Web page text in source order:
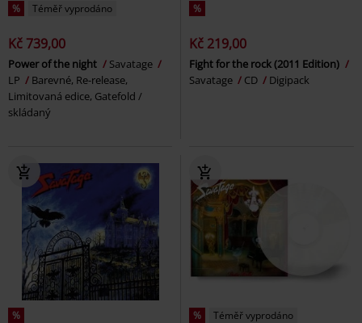
% Téměř vyprodáno
Kč 739,00
Power of the night
Savatage
LP
Barevné, Re-release,
Limitovaná edice, Gatefold /
skládaný
%
Kč 219,00
Fight for the rock (2011 Edition)
Savatage
CD Digipack
% % Téměř vyprodáno